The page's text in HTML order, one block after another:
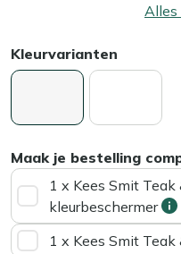
Alles
Kleurvarianten
Maak je bestelling
1 x Kees Smit Teak
kleurbeschermer
1 x Kees Smit